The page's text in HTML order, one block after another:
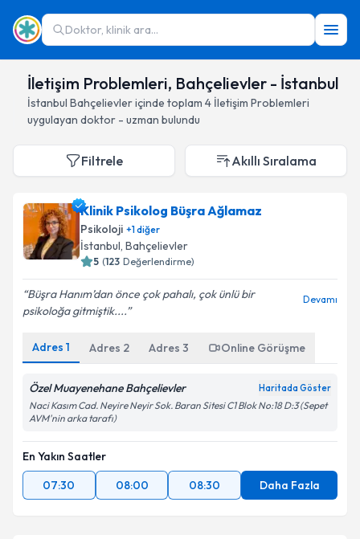
Doktor, klinik ara...
İletişim Problemleri, Bahçelievler - İstanbul
İstanbul Bahçelievleriçinde toplam 4 İletişim Problemleri
uygulayan doktor - uzman bulundu
Filtrele Akıllı Sıralama
Klinik Psikolog Büşra Ağlamaz
Psikoloji +1diğer
İstanbul, Bahçelievler
5 (123 Değerlendirme)
Büşra Hanım’dan önce çok pahalı, çok ünlü bir
psikoloğa gitmiştik....
Devamı
Adres 1 Adres 2 Adres 3 Online Görüşme
Özel Muayenehane Bahçelievler Haritada Göster
Naci Kasım Cad. Neyire Neyir Sok. Baran Sitesi C1 Blok No:18 D:3 (Sepet
AVM'nin arka tarafı)
En Yakın Saatler
07:30
08:00 08:30 Daha Fazla